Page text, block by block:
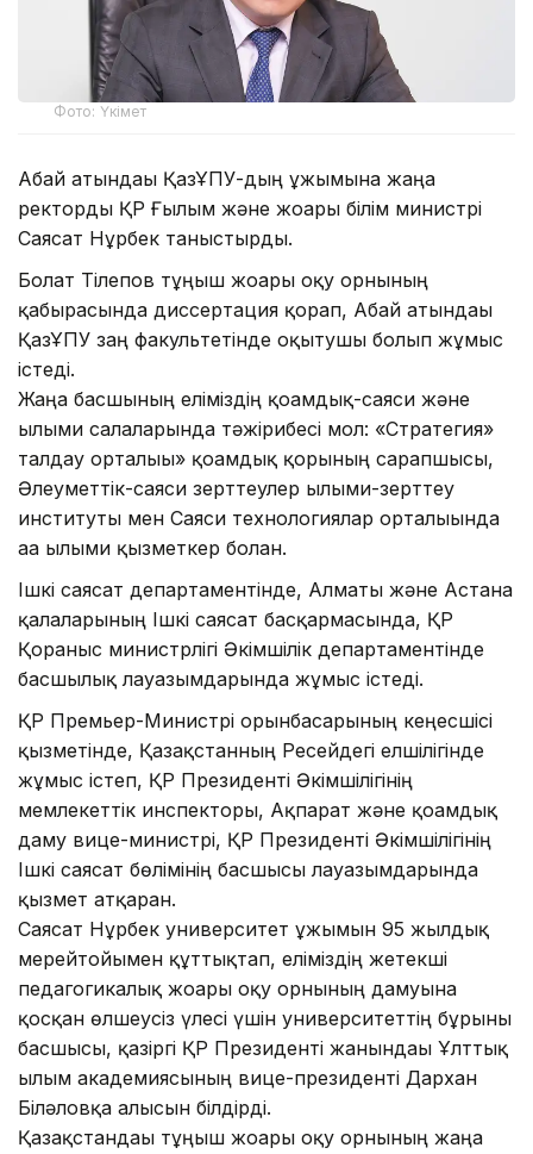
Фото: Үкімет
Абай атындағы ҚазҰПУ-дың ұжымына жаңа
ректорды ҚР Ғылым және жоғары білім министрі
Саясат Нұрбек таныстырды.
Болат Тілепов тұңғыш жоғары оқу орнының
қабырғасында диссертация қорғап, Абай атындағы
ҚазҰПУ заң факультетінде оқытушы болып жұмыс
істеді.
Жаңа басшының еліміздің қоғамдық-саяси және
ғылыми салаларында тәжірибесі мол: «Стратегия»
талдау орталығы» қоғамдық қорының сарапшысы,
Әлеуметтік-саяси зерттеулер ғылыми-зерттеу
институты мен Саяси технологиялар орталығында
аға ғылыми қызметкер болған.
Ішкі саясат департаментінде, Алматы және Астана
қалаларының Ішкі саясат басқармасында, ҚР
Қорғаныс министрлігі Әкімшілік департаментінде
басшылық лауазымдарында жұмыс істеді.
ҚР Премьер-Министрі орынбасарының кеңесшісі
қызметінде, Қазақстанның Ресейдегі елшілігінде
жұмыс істеп, ҚР Президенті Әкімшілігінің
мемлекеттік инспекторы, Ақпарат және қоғамдық
даму вице-министрі, ҚР Президенті Әкімшілігінің
Ішкі саясат бөлімінің басшысы лауазымдарында
қызмет атқарған.
Саясат Нұрбек университет ұжымын 95 жылдық
мерейтойымен құттықтап, еліміздің жетекші
педагогикалық жоғары оқу орнының дамуына
қосқан өлшеусіз үлесі үшін университеттің бұрынғы
басшысы, қазіргі ҚР Президенті жанындағы Ұлттық
ғылым академиясының вице-президенті Дархан
Біләловқа алғысын білдірді.
Қазақстандағы тұңғыш жоғары оқу орнының жаңа